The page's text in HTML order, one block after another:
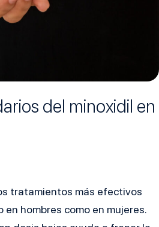
del minoxidil en
tratamientos más efectivos
hombres como en mujeres.